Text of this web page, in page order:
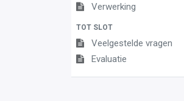
Verwerking
TOT SLOT
Veelgestelde vragen
Evaluatie